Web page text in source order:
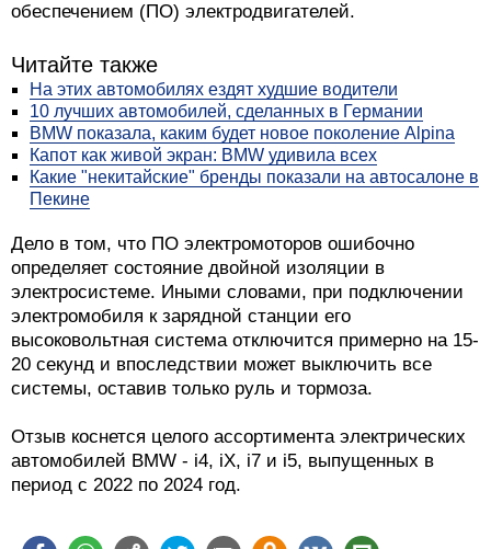
обеспечением (ПО) электродвигателей.
Читайте также
На этих автомобилях ездят худшие водители
10 лучших автомобилей, сделанных в Германии
BMW показала, каким будет новое поколение Alpina
Капот как живой экран: BMW удивила всех
Какие "некитайские" бренды показали на автосалоне в
Пекине
Дело в том, что ПО электромоторов ошибочно
определяет состояние двойной изоляции в
электросистеме. Иными словами, при подключении
электромобиля к зарядной станции его
высоковольтная система отключится примерно на 15-
20 секунд и впоследствии может выключить все
системы, оставив только руль и тормоза.
Отзыв коснется целого ассортимента электрических
автомобилей BMW - i4, iX, i7 и i5, выпущенных в
период с 2022 по 2024 год.